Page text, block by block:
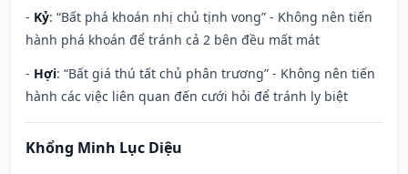
- Kỷ: “Bất phá khoán nhị chủ tịnh vong” - Không nên tiến
hành phá khoán để tránh cả 2 bên đều mất mát
- Hợi: “Bất giá thú tất chủ phân trương” - Không nên tiến
hành các việc liên quan đến cưới hỏi để tránh ly biệt
Khổng Minh Lục Diệu